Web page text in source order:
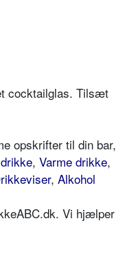
cocktailglas. Tilsæt
opskrifter til din bar,
, Varme drikke,
, Alkohol
Vi hjælper